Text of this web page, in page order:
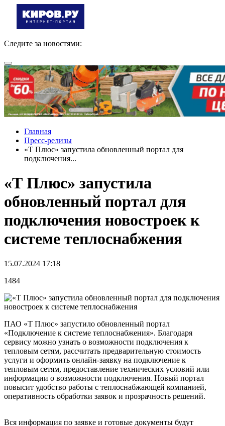
Следите за новостями:
Главная
Пресс-релизы
«Т Плюс» запустила обновленный портал для
подключения...
«Т Плюс» запустила
обновленный портал для
подключения новостроек к
системе теплоснабжения
15.07.2024 17:18
1484
ПАО «Т Плюс» запустило обновленный портал
«Подключение к системе теплоснабжения». Благодаря
сервису можно узнать о возможности подключения к
тепловым сетям, рассчитать предварительную стоимость
услуги и оформить онлайн-заявку на подключение к
тепловым сетям, предоставление технических условий или
информации о возможности подключения. Новый портал
повысит удобство работы с теплоснабжающей компанией,
оперативность обработки заявок и прозрачность решений.
Вся информация по заявке и готовые документы будут